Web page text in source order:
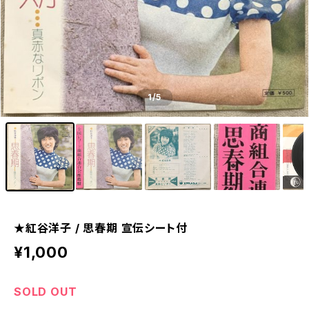
1/5
★紅谷洋子 / 思春期 宣伝シート付
¥1,000
SOLD OUT